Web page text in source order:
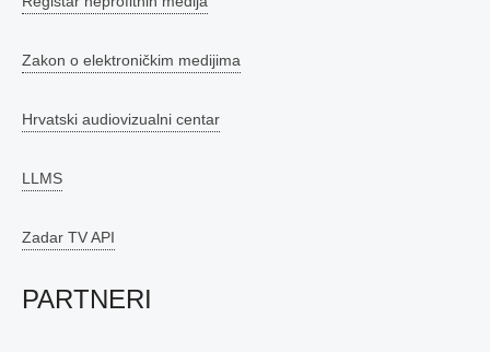
Zakon o elektroničkim medijima
Hrvatski audiovizualni centar
LLMS
Zadar TV API
PARTNERI